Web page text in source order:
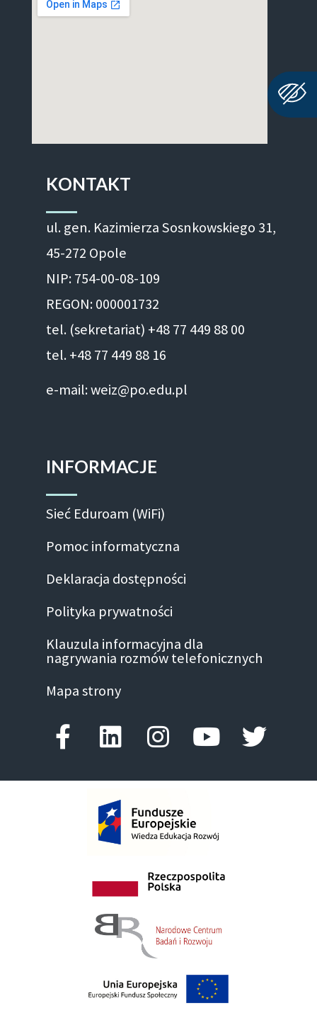
KONTAKT
ul. gen. Kazimierza Sosnkowskiego 31,
45-272 Opole
NIP: 754-00-08-109
REGON: 000001732
tel. (sekretariat) +48 77 449 88 00
tel. +48 77 449 88 16
e-mail: weiz@po.edu.pl
INFORMACJE
Sieć Eduroam (WiFi)
Pomoc informatyczna
Deklaracja dostępności
Polityka prywatności
Klauzula informacyjna dla
nagrywania rozmów telefonicznych
Mapa strony
Facebook-f
LinkedinInstagram
Youtube